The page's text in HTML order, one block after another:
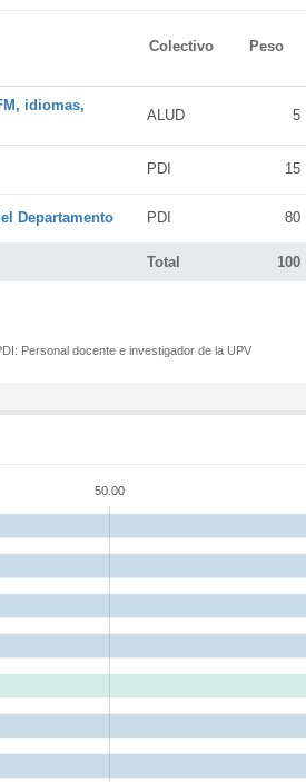
Colectivo Peso
Total 100
idiomas,
ALUD 5
PDI 15
Departamento PDI 80
Personal docente e investigador de la UPV
50.00